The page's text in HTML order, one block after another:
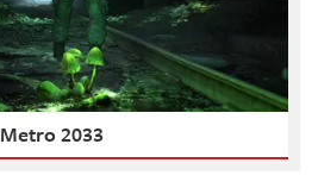
Metro 2033